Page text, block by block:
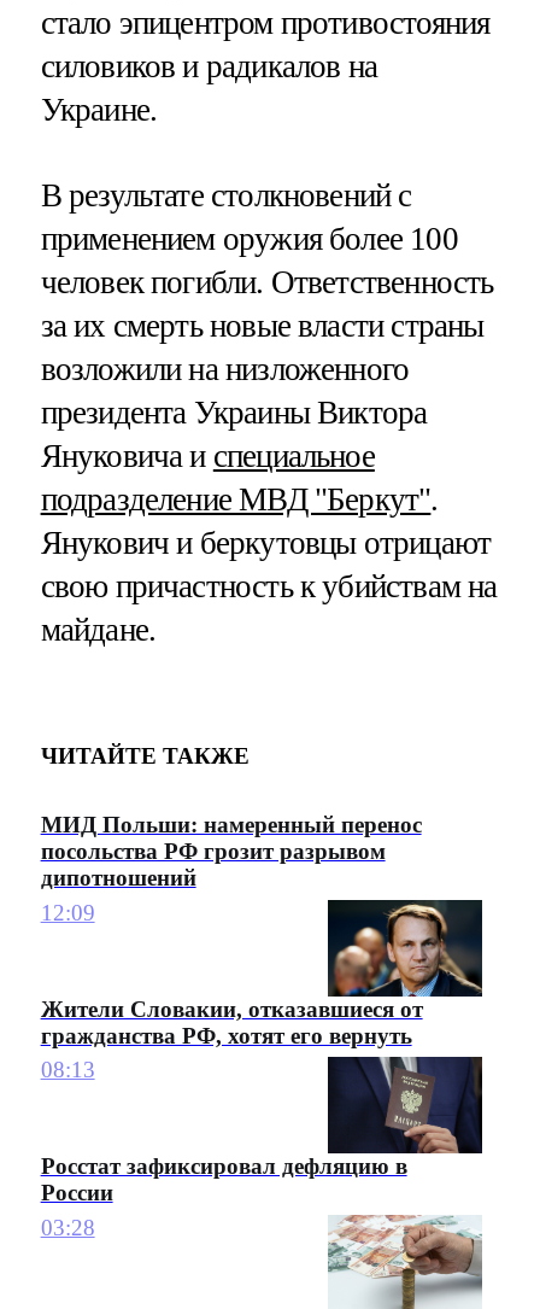
стало эпицентром противостояния
силовиков и радикалов на
Украине.
В результате столкновений с
применением оружия более 100
человек погибли. Ответственность
за их смерть новые власти страны
возложили на низложенного
президента Украины Виктора
Януковича и специальное
подразделение МВД "Беркут".
Янукович и беркутовцы отрицают
свою причастность к убийствам на
майдане.
ЧИТАЙТЕ ТАКЖЕ
МИД Польши: намеренный перенос
посольства РФ грозит разрывом
дипотношений
12:09
Жители Словакии, отказавшиеся от
гражданства РФ, хотят его вернуть
08:13
Росстат зафиксировал дефляцию в
России
03:28